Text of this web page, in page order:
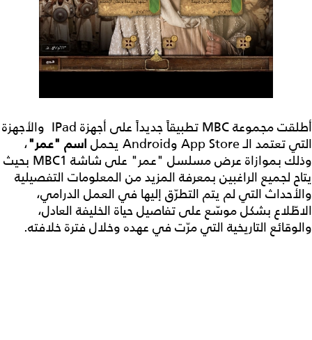
أطلقت مجموعة MBC تطبيقاً جديداً على أجهزة IPad والأجهزة
التي تعتمد الـ App Store وAndroid يحمل
اسم "عمر"،
وذلك بموازاة عرض مسلسل "عمر" على شاشة MBC1 بحيث
يتاح لجميع الراغبين بمعرفة المزيد من المعلومات التفصيلية
والأحداث التي لم يتم التطرّق إليها في العمل الدرامي،
الاطّلاع بشكل موسّع على تفاصيل حياة الخليفة العادل،
والوقائع التاريخية التي مرّت في عهده وخلال فترة خلافته.